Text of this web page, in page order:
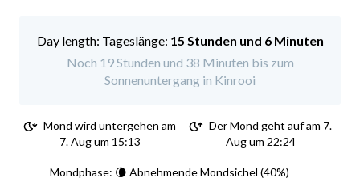
Tageslänge: 15 Stunden und 6 Minuten
Noch 19 Stunden und 38 Minuten bis zum
Sonnenuntergang in Kinrooi
Mond wird untergehen am
7. Aug um 15:13
Der Mond geht auf am 7.
Aug um 22:24
Mondphase: 🌘 Abnehmende Mondsichel (40%)